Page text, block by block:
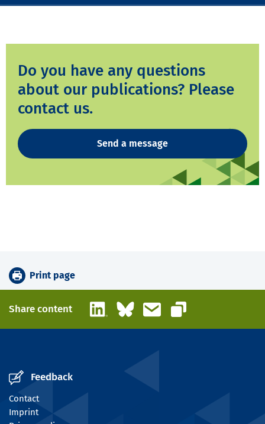
Do you have any questions
about our publications? Please
contact us.
Send a message
Print page
Share content LinkedInBlueskyEmail
Copy link
Feedback
Contact
Imprint